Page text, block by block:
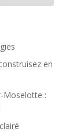
en
Moselotte :